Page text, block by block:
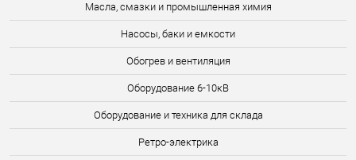
Масла, смазки и промышленная химия
Насосы, баки и емкости
Обогрев и вентиляция
Оборудование 6-10кВ
Оборудование и техника для склада
Ретро-электрика